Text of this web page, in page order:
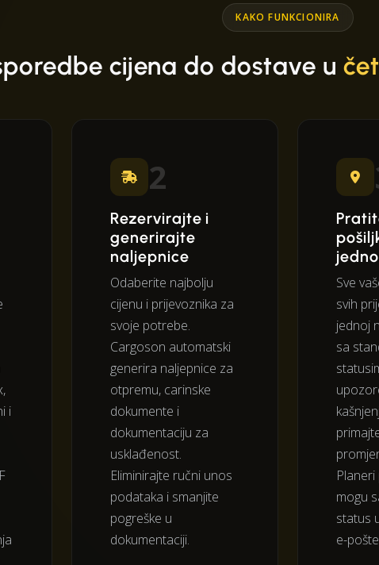
KAKO FUNKCIONIRA
cijena do dostave u
i
2
Rezervirajte i
generirajte
naljepnice
Odaberite najbolju
cijenu i prijevoznika za
svoje potrebe.
Cargoson automatski
generira naljepnice za
otpremu, carinske
dokumente i
dokumentaciju za
usklađenost.
Eliminirajte ručni unos
podataka i smanjite
pogreške u
dokumentaciji.
Sve
svih
jednoj
sa
mogu
status
e-